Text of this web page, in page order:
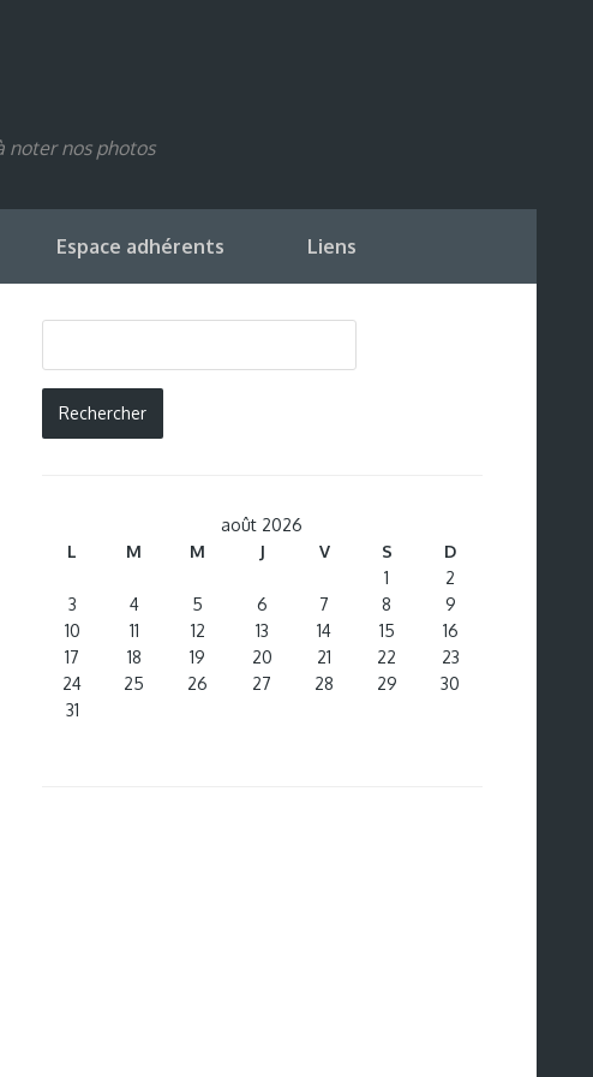
noter nos photos
Espace adhérents Liens
août 2026
L
M M J V S
D
1
2
3
4 5 6 7 8
9
10
11 12 13 14 15
16
17
18 19 20 21 22
23
24
25 26 27 28 29
30
31